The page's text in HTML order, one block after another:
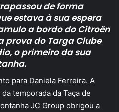
de forma
estava à sua espera
a bordo do Citroën
prova do Targa Clube
o primeiro da sua
para Daniela Ferreira. A
temporada da Taça de
JC Group obrigou a